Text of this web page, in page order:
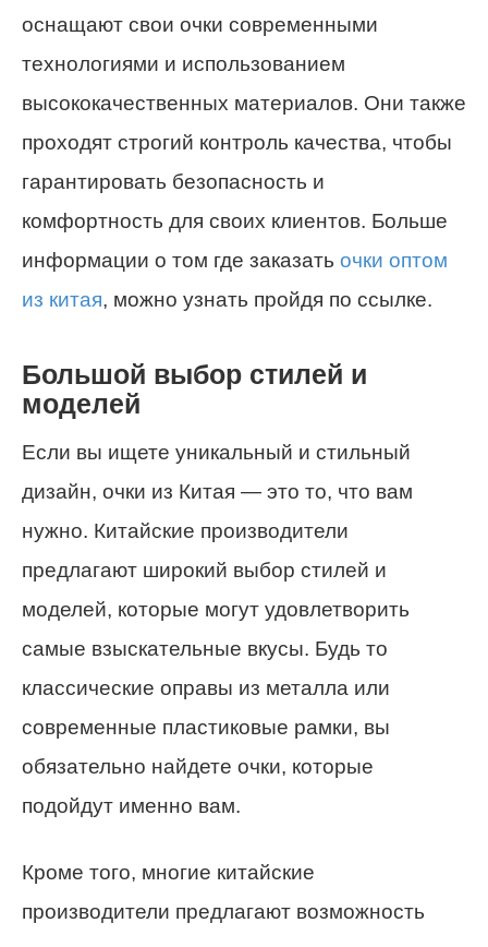
оснащают свои очки современными
технологиями и использованием
высококачественных материалов. Они также
проходят строгий контроль качества, чтобы
гарантировать безопасность и
комфортность для своих клиентов. Больше
информации о том где заказать очки оптом
из китая, можно узнать пройдя по ссылке.
Большой выбор стилей и
моделей
Если вы ищете уникальный и стильный
дизайн, очки из Китая — это то, что вам
нужно. Китайские производители
предлагают широкий выбор стилей и
моделей, которые могут удовлетворить
самые взыскательные вкусы. Будь то
классические оправы из металла или
современные пластиковые рамки, вы
обязательно найдете очки, которые
подойдут именно вам.
Кроме того, многие китайские
производители предлагают возможность